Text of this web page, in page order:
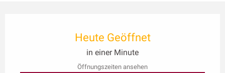
Heute Geöffnet
in einer Minute
Öffnungszeiten ansehen